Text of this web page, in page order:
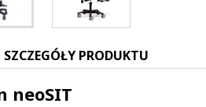
SZCZEGÓŁY PRODUKTU
neoSIT